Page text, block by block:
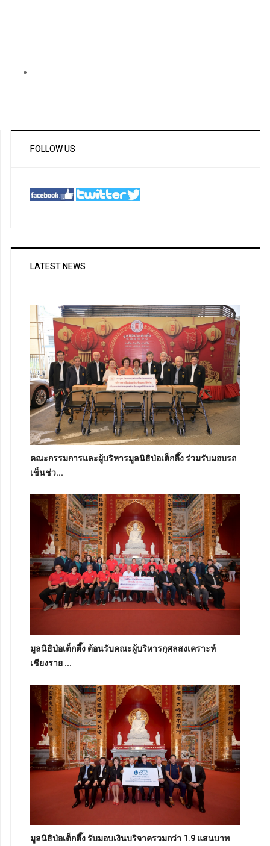
FOLLOW US
LATEST NEWS
คณะกรรมการและผู้บริหารมูลนิธิป่อเต็กตึ๊ง ร่วมรับมอบรถ
เข็นช่ว...
มูลนิธิป่อเต็กตึ๊ง ต้อนรับคณะผู้บริหารกุศลสงเคราะห์
เชียงราย ...
มูลนิธิป่อเต็กตึ๊ง รับมอบเงินบริจาครวมกว่า 1.9 แสนบาท